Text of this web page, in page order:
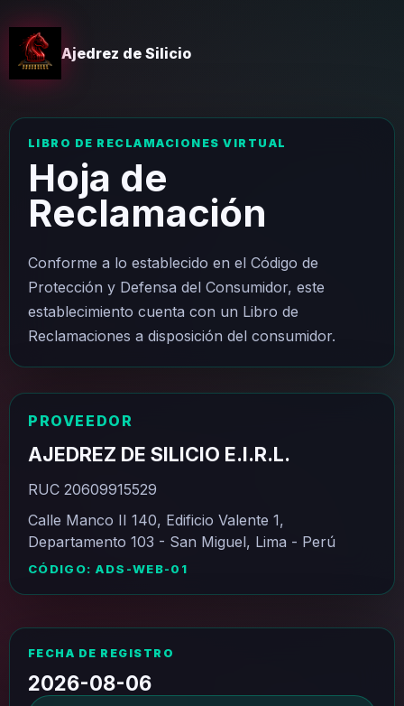
Ajedrez de Silicio
LIBRO DE RECLAMACIONES VIRTUAL
Hoja de
Reclamación
Conforme a lo establecido en el Código de
Protección y Defensa del Consumidor, este
establecimiento cuenta con un Libro de
Reclamaciones a disposición del consumidor.
PROVEEDOR
AJEDREZ DE SILICIO E.I.R.L.
RUC 20609915529
Calle Manco II 140, Edificio Valente 1,
Departamento 103 - San Miguel, Lima - Perú
CÓDIGO: ADS-WEB-01
FECHA DE REGISTRO
2026-08-06